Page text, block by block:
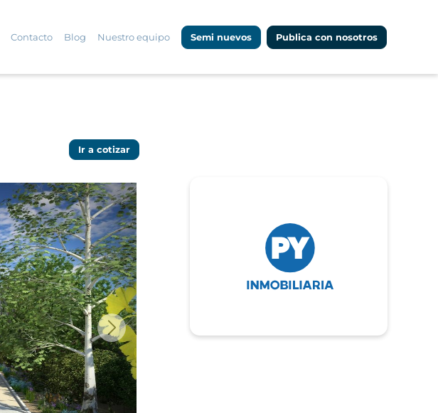
Contacto Blog Nuestro equipo Semi nuevos Publica con nosotros
Ir a cotizar
Next